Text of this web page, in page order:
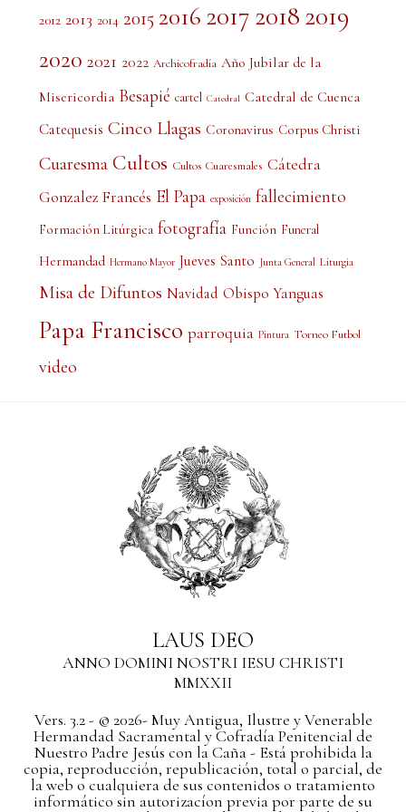
2012 2013 2014 2015 2016 2017 2018 2019
2020 2021 2022 Archicofradía Año Jubilar de la
Misericordia Besapié cartel Catedral Catedral de Cuenca
Catequesis Cinco Llagas Coronavirus Corpus Christi
Cuaresma Cultos Cultos Cuaresmales Cátedra
Gonzalez Francés El Papa exposición fallecimiento
Formación Litúrgica fotografía Función Funeral
Hermandad Hermano Mayor Jueves Santo Junta General Liturgia
Misa de Difuntos Navidad Obispo Yanguas
Papa Francisco parroquia Pintura Torneo Futbol
video
LAUS DEO
ANNO DOMINI NOSTRI IESU CHRISTI
MMXXII
Vers. 3.2 - © 2026- Muy Antigua, Ilustre y Venerable
Hermandad Sacramental y Cofradía Penitencial de
Nuestro Padre Jesús con la Caña - Está prohibida la
copia, reproducción, republicación, total o parcial, de
la web o cualquiera de sus contenidos o tratamiento
informático sin autorizacíon previa por parte de su